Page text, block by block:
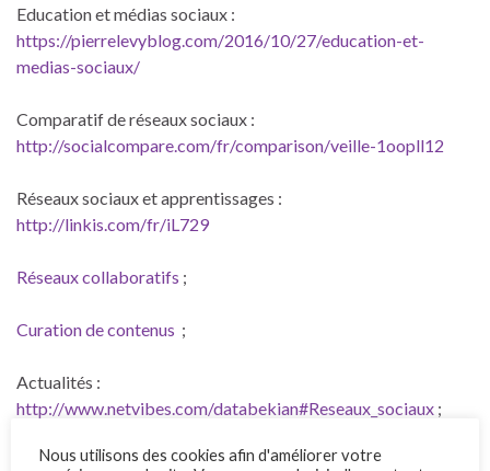
Education et médias sociaux :
https://pierrelevyblog.com/2016/10/27/education-et-
medias-sociaux/
Comparatif de réseaux sociaux :
http://socialcompare.com/fr/comparison/veille-1oopll12
Réseaux sociaux et apprentissages :
http://linkis.com/fr/iL729
Réseaux collaboratifs ;
Curation de contenus ;
Actualités :
http://www.netvibes.com/databekian#Reseaux_sociaux ;
Outils de gestion des réseaux sociaux :
Nous utilisons des cookies afin d'améliorer votre